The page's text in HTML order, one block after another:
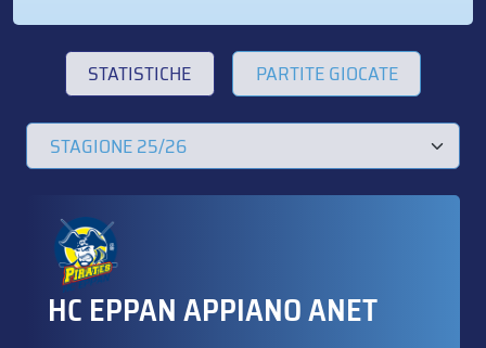
STATISTICHE PARTITE GIOCATE
HC EPPAN APPIANO ANET